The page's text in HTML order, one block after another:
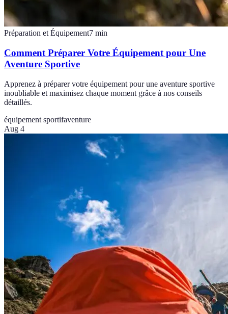
Préparation et Équipement7 min
Comment Préparer Votre Équipement pour Une
Aventure Sportive
Apprenez à préparer votre équipement pour une aventure sportive
inoubliable et maximisez chaque moment grâce à nos conseils
détaillés.
équipement sportifaventure
Aug 4